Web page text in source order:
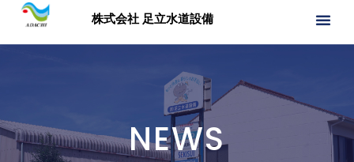
株式会社 足立水道設備
NEWS